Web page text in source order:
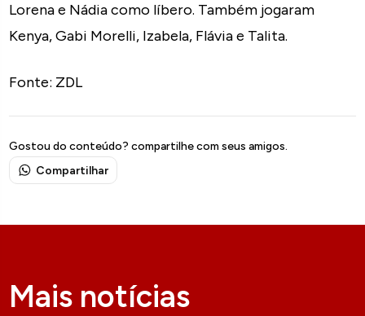
Lorena e Nádia como líbero. Também jogaram
Kenya, Gabi Morelli, Izabela, Flávia e Talita.
Fonte: ZDL
Gostou do conteúdo? compartilhe com seus amigos.
Compartilhar
Mais notícias